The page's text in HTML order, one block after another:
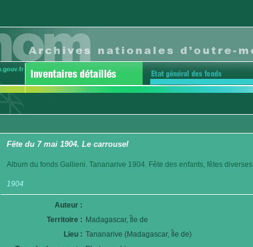
Fête du 7 mai 1904. Le carrousel
Album du fonds Gallieni. Tananarive 1904. Fête des enfants, fêtes diverses.
1904
Auteur :
Territoire : Madagascar, Île de
Lieu : Tananarive (Madagascar, Île de)